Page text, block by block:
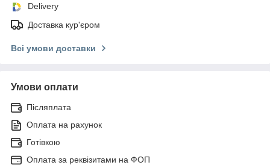
Delivery
Доставка кур'єром
Всі умови доставки
Умови оплати
Післяплата
Оплата на рахунок
Готівкою
Оплата за реквізитами на ФОП